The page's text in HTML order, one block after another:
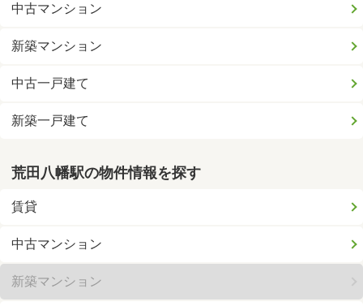
中古マンション
新築マンション
中古一戸建て
新築一戸建て
荒田八幡駅の物件情報を探す
賃貸
中古マンション
新築マンション